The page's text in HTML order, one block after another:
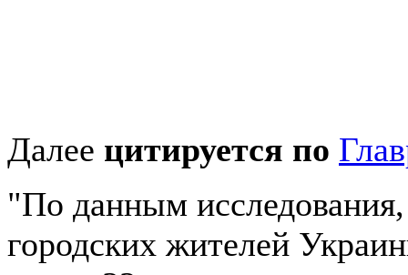
Далее цитируется по
"По данным
городских жителей